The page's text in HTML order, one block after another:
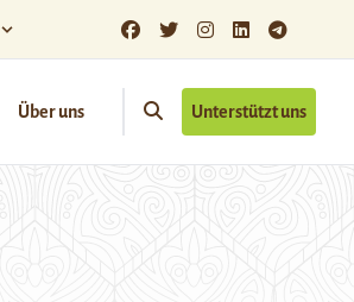
Über uns Unterstützt uns